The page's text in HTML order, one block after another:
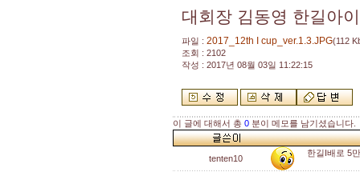
대회장 김동영 한길아
파일 : 2017_12th I cup_ver.1.3.JPG(112
조회 : 2102
작성 : 2017년 08월 03일 11:22:15
이 글에 대해서 총 0 분이 메모를 남기셨습니다.
tenten10
한길I배로 5